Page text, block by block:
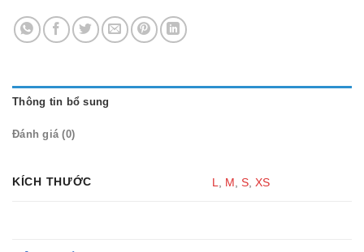
Thông tin bổ sung
Đánh giá (0)
KÍCH THƯỚC L, M,S,XS